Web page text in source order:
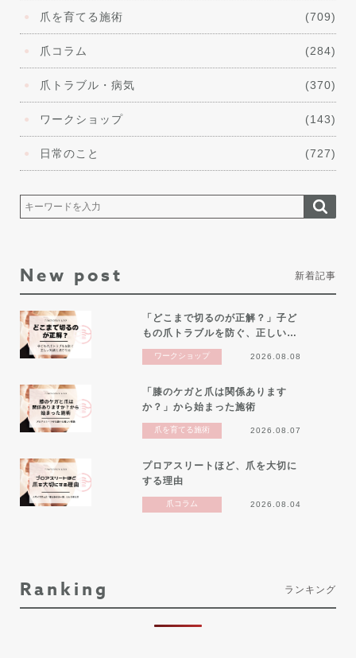
爪を育てる施術 (709)
爪コラム (284)
爪トラブル・病気 (370)
ワークショップ (143)
日常のこと (727)
New post 新着記事
「どこまで切るのが正解？」子ど
もの爪トラブルを防ぐ、正しい…
ワークショップ 2026.08.08
「膝のケガと爪は関係あります
か？」から始まった施術
爪を育てる施術 2026.08.07
プロアスリートほど、爪を大切に
する理由
爪コラム 2026.08.04
Ranking ランキング